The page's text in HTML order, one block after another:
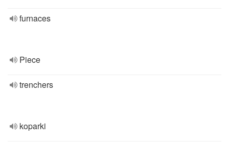
furnaces
Piece
trenchers
koparki